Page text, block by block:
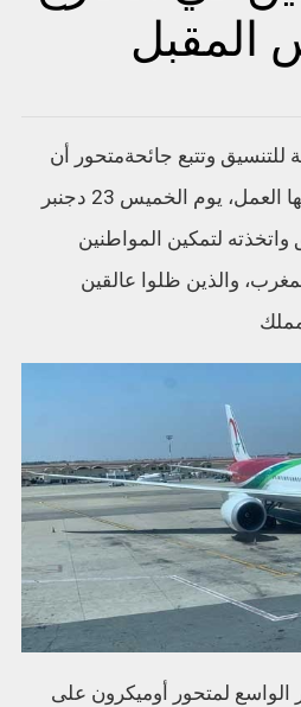
المقبل
للتنسيق وتتبع جائحةمتحور أن
السلطات المغربية تقرر إنها العمل، يوم الخميس 23 دجنبر
واتخذته لتمكين المواطنين
والذين ظلوا عالقين
الواسع لمتحور أوميكرون على